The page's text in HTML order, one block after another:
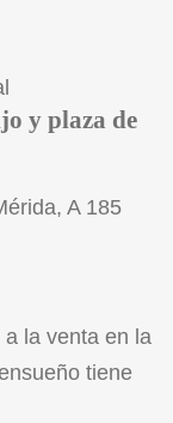
y plaza de
A 185
la venta en la
tiene